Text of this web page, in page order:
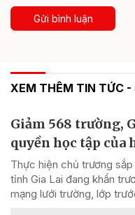
Gửi bình luận
XEM THÊM TIN TỨC -
Giảm 568 trường,
quyền học tập của
Thực hiện chủ trương
tỉnh Gia Lai đang khẩn
mạng lưới trường, lớp